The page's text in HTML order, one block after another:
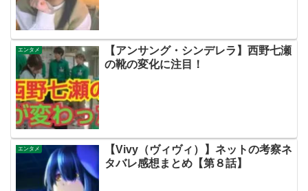
エンタメ
【アンサング・シンデレラ】西野七瀬
の靴の変化に注目！
エンタメ
【Vivy（ヴィヴィ）】ネットの考察ネ
タバレ感想まとめ【第８話】